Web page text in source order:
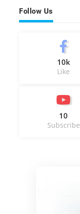
Follow Us
10k
Like
10
Subscribe